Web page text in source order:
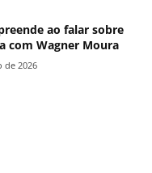
ao falar sobre
com Wagner Moura
de 2026